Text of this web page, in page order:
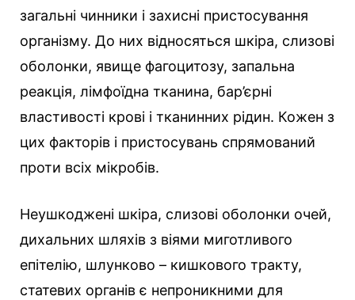
загальні чинники і захисні пристосування
організму. До них відносяться шкіра, слизові
оболонки, явище фагоцитозу, запальна
реакція, лімфоїдна тканина, бар’єрні
властивості крові і тканинних рідин. Кожен з
цих факторів і пристосувань спрямований
проти всіх мікробів.
Неушкоджені шкіра, слизові оболонки очей,
дихальних шляхів з віями миготливого
епітелію, шлунково – кишкового тракту,
статевих органів є непроникними для